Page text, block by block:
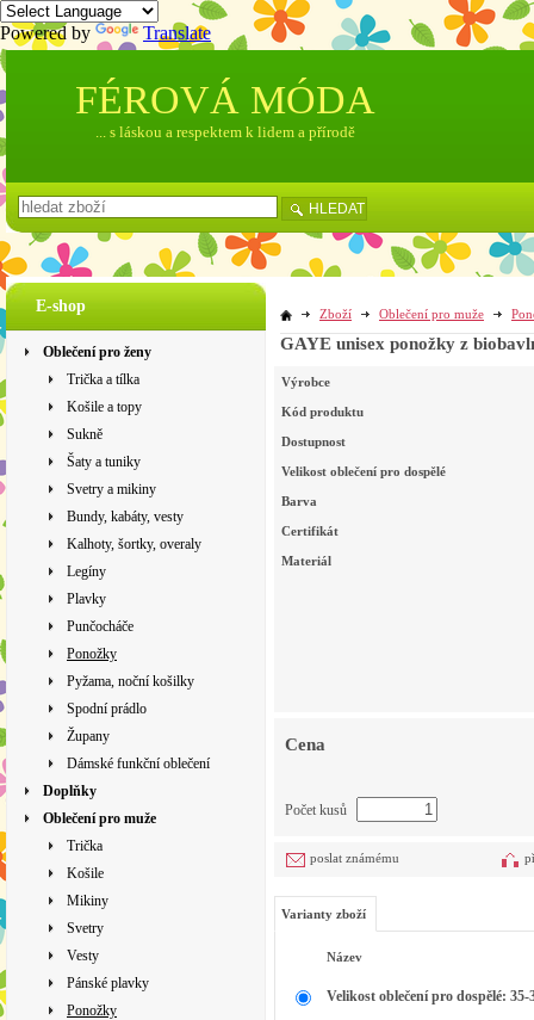
Powered by Translate
E-shop
Oblečení pro ženy
Trička a tílka
Košile a topy
Sukně
Šaty a tuniky
Svetry a mikiny
Bundy, kabáty, vesty
Kalhoty, šortky, overaly
Legíny
Plavky
Punčocháče
Ponožky
Pyžama, noční košilky
Spodní prádlo
Župany
Dámské funkční oblečení
Doplňky
Oblečení pro muže
Trička
Košile
Mikiny
Svetry
Vesty
Pánské plavky
Ponožky
Zboží Oblečení pro muže
GAYE unisex ponožky z
Výrobce
Kód produktu
Dostupnost
Velikost oblečení pro dospělé
Barva
Certifikát
Materiál
Cena
Počet kusů
poslat známému
Varianty zboží
Název
Velikost oblečení pro dospělé: 35-
FÉROVÁ MÓDA
... s láskou a respektem k lidem a přírodě
HLEDAT